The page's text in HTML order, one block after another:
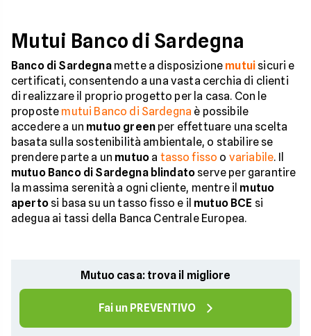
Mutui Banco di Sardegna
Banco di Sardegnamette a disposizione mutui sicuri e
certificati, consentendo a una vasta cerchia di clienti
di realizzare il proprio progetto per la casa. Con le
proposte mutui Banco di Sardegna è possibile
accedere a un mutuo green per effettuare una scelta
basata sulla sostenibilità ambientale, o stabilire se
prendere parte a un mutuo a tasso fisso o variabile. Il
mutuo Banco di Sardegna blindato serve per garantire
la massima serenità a ogni cliente, mentre il mutuo
apertosi basa su un tasso fisso e il mutuo BCE si
adegua ai tassi della Banca Centrale Europea.
Mutuo casa: trova il migliore
Fai un PREVENTIVO